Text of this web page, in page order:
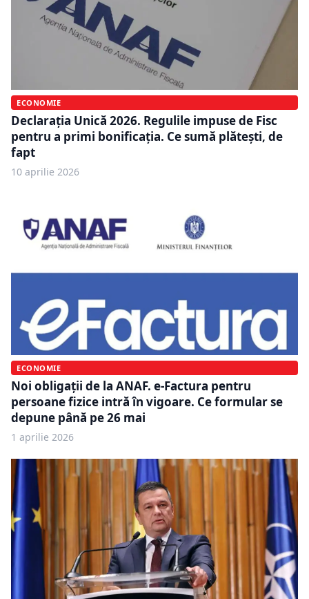
ECONOMIE
Declarația Unică 2026. Regulile impuse de Fisc
pentru a primi bonificația. Ce sumă plătești, de
fapt
10 aprilie 2026
ECONOMIE
Noi obligații de la ANAF. e-Factura pentru
persoane fizice intră în vigoare. Ce formular se
depune până pe 26 mai
1 aprilie 2026